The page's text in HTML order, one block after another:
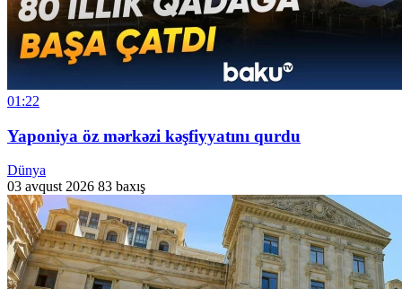
01:22
Yaponiya öz mərkəzi kəşfiyyatını qurdu
Dünya
03 avqust 2026 83 baxış